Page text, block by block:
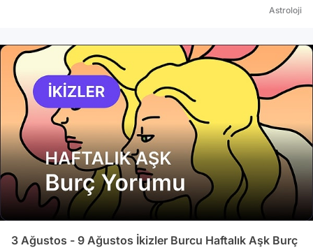
Astroloji
3 Ağustos - 9 Ağustos İkizler Burcu Haftalık Aşk Burç